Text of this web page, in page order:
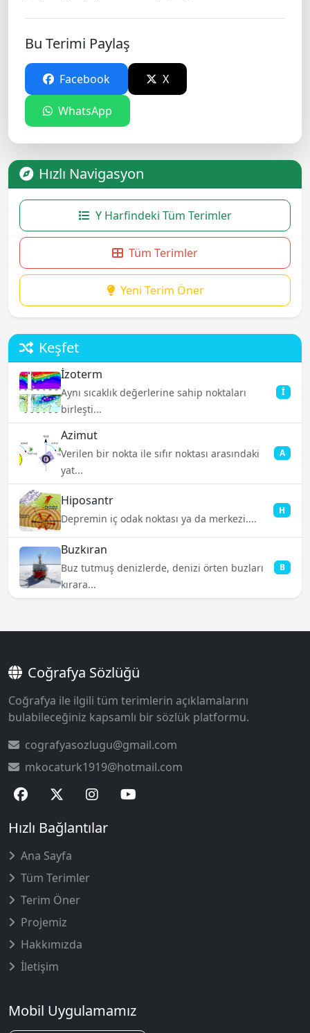
Bu Terimi Paylaş
Facebook X
WhatsApp
Hızlı Navigasyon
Y Harfindeki Tüm Terimler
Tüm Terimler
Yeni Terim Öner
Keşfet
İzoterm
Aynı sıcaklık değerlerine sahip noktaları
birleşti...
İ
Azimut
Verilen bir nokta ile sıfır noktası arasındaki
yat...
A
Hiposantr
Depremin iç odak noktası ya da merkezi....
H
Buzkıran
Buz tutmuş denizlerde, denizi örten buzları
kırara...
B
Coğrafya Sözlüğü
Coğrafya ile ilgili tüm terimlerin açıklamalarını
bulabileceğiniz kapsamlı bir sözlük platformu.
cografyasozlugu@gmail.com
mkocaturk1919@hotmail.com
Hızlı Bağlantılar
Ana Sayfa
Tüm Terimler
Terim Öner
Projemiz
Hakkımızda
İletişim
Mobil Uygulamamız